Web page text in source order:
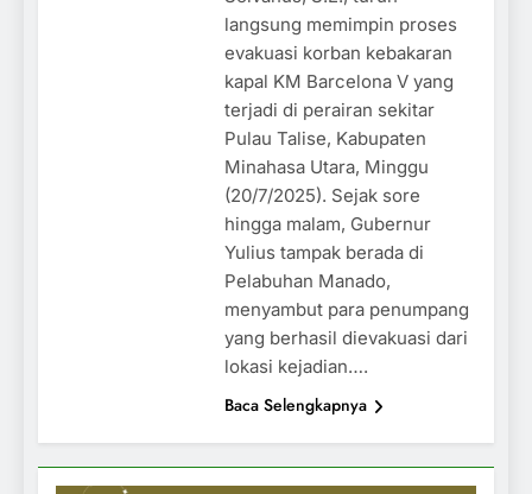
langsung memimpin proses
evakuasi korban kebakaran
kapal KM Barcelona V yang
terjadi di perairan sekitar
Pulau Talise, Kabupaten
Minahasa Utara, Minggu
(20/7/2025). Sejak sore
hingga malam, Gubernur
Yulius tampak berada di
Pelabuhan Manado,
menyambut para penumpang
yang berhasil dievakuasi dari
lokasi kejadian….
Baca Selengkapnya